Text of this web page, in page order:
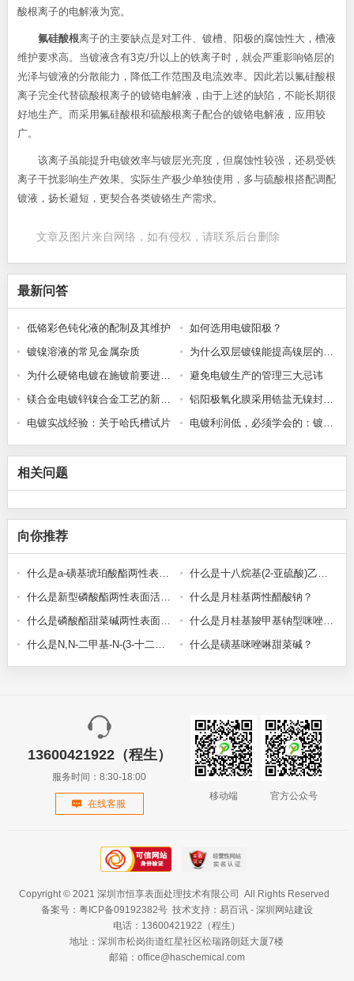
酸根离子的电解液为宽。
氟硅酸根离子的主要缺点是对工件、镀槽、阳极的腐蚀性大，槽液
维护要求高。当镀液含有3克/升以上的铁离子时，就会严重影响铬层的
光泽与镀液的分散能力，降低工作范围及电流效率。因此若以氟硅酸根
离子完全代替硫酸根离子的镀铬电解液，由于上述的缺陷，不能长期很
好地生产。而采用氟硅酸根和硫酸根离子配合的镀铬电解液，应用较
广。
该离子虽能提升电镀效率与镀层光亮度，但腐蚀性较强，还易受铁
离子干扰影响生产效果。实际生产极少单独使用，多与硫酸根搭配调配
镀液，扬长避短，更契合各类镀铬生产需求。
文章及图片来自网络，如有侵权，请联系后台删除
最新问答
低铬彩色钝化液的配制及其维护
如何选用电镀阳极？
镀镍溶液的常见金属杂质
为什么双层镀镍能提高镍层的防护性能?
为什么硬铬电镀在施镀前要进行预热处理?
避免电镀生产的管理三大忌讳
镁合金电镀锌镍合金工艺的新突破
铝阳极氧化膜采用锆盐无镍封闭发白问题的研究
电镀实战经验：关于哈氏槽试片
电镀利润低，必须学会的：镀层厚度控制与成本计算方法
相关问题
向你推荐
什么是a-磺基琥珀酸酯两性表面活性剂？
什么是十八烷基(2-亚硫酸)乙基二甲基铵？
什么是新型磷酸酯两性表面活性剂？
什么是月桂基两性醋酸钠？
什么是磷酸酯甜菜碱两性表面活性剂？
什么是月桂基羧甲基钠型咪唑啉酯酸盐？
什么是N,N-二甲基-N-(3-十二烷氧基-2-羟基丙基)甜菜碱？
什么是磺基咪唑啉甜菜碱？
13600421922（程生）
服务时间：8:30-18:00
在线客服
移动端 官方公众号
Copyright © 2021 深圳市恒享表面处理技术有限公司 All Rights Reserved
备案号： 粤ICP备09192382号技术支持： 易百讯- 深圳网站建设
电话： 13600421922（程生）
地址：深圳市松岗街道红星社区松瑞路朗廷大厦7楼
邮箱： office@haschemical.com